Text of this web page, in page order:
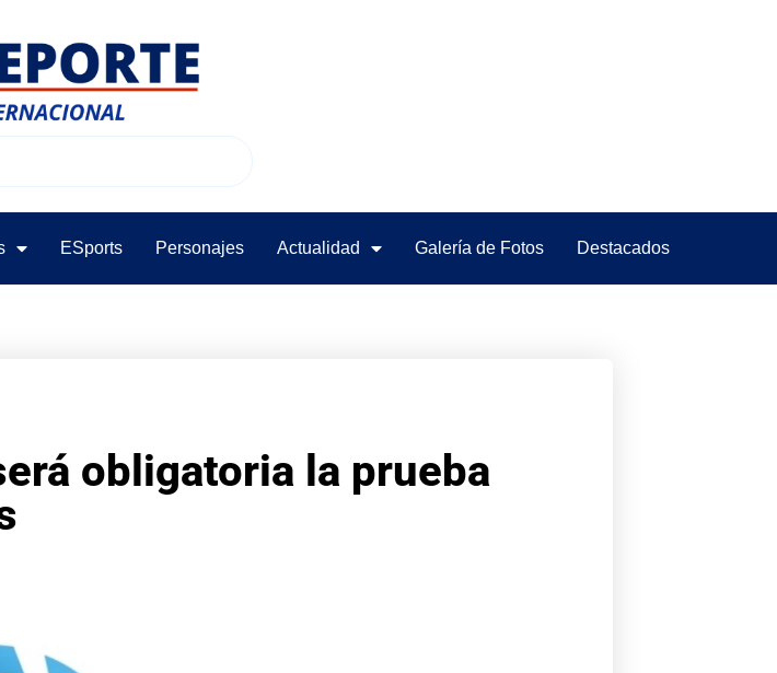
ESports Personajes Actualidad Galería de Fotos Destacados
obligatoria la prueba